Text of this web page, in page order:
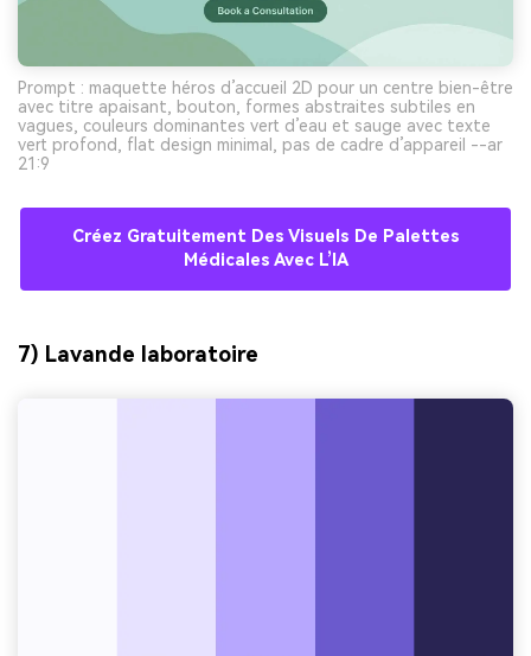
Prompt : maquette héros d’accueil 2D pour un centre bien-être
avec titre apaisant, bouton, formes abstraites subtiles en
vagues, couleurs dominantes vert d’eau et sauge avec texte
vert profond, flat design minimal, pas de cadre d’appareil --ar
21:9
Créez Gratuitement Des Visuels De Palettes
Médicales Avec L’IA
7) Lavande laboratoire